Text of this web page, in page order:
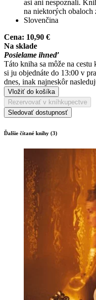
asi ani nespoznali.
na niektorých obaloch
Slovenčina
Cena: 10,90 €
Na sklade
Posielame ihneď
Táto kniha sa môže na
si ju objednáte do 13:00 v
dnes, inak najneskôr
Vložiť do košíka
Rezervovať v kníhkupectve
Sledovať dostupnosť
Ďalšie čítané knihy (3)